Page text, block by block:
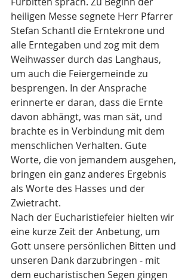
heiligen Messe segnete Herr Pfarrer
Stefan Schantl die Erntekrone und
alle Erntegaben und zog mit dem
Weihwasser durch das Langhaus,
um auch die Feiergemeinde zu
besprengen. In der Ansprache
erinnerte er daran, dass die Ernte
davon abhängt, was man sät, und
brachte es in Verbindung mit dem
menschlichen Verhalten. Gute
Worte, die von jemandem ausgehen,
bringen ein ganz anderes Ergebnis
als Worte des Hasses und der
Zwietracht.
Nach der Eucharistiefeier hielten wir
eine kurze Zeit der Anbetung, um
Gott unsere persönlichen Bitten und
unseren Dank darzubringen - mit
dem eucharistischen Segen gingen